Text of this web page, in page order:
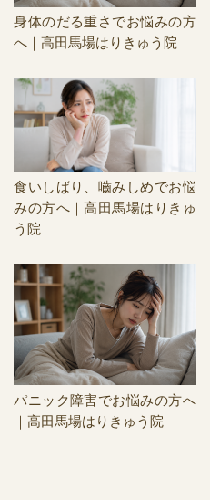
身体のだる重さでお悩みの方
へ｜高田馬場はりきゅう院
食いしばり、嚙みしめでお悩
みの方へ｜高田馬場はりきゅ
う院
パニック障害でお悩みの方へ
｜高田馬場はりきゅう院